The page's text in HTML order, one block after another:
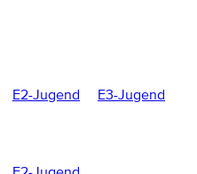
E2-Jugend E3-Jugend